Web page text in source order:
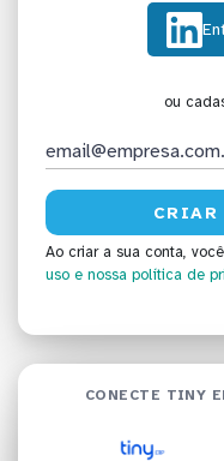
ou
Ao criar a sua conta,
uso e nossa política de
CONECTE TINY